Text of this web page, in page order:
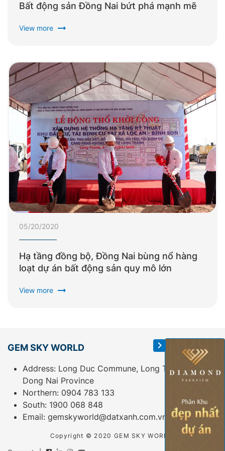
Bất động sản Đồng Nai bứt phá mạnh mẽ
View more arrow_right_alt
05/20/2020
Hạ tầng đồng bộ, Đồng Nai bùng nổ hàng
loạt dự án bất động sản quy mô lớn
View more arrow_right_alt
GEM SKY WORLD
Address: Long Duc Commune, Long Thanh District,
Dong Nai Province
Northern: 0904 783 133
South: 1900 068 848
Email: gemskyworld@datxanh.com.vn
Copyright © 2020 GEM SKY WORLD.